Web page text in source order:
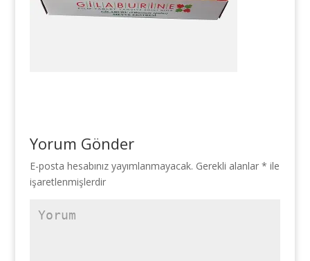
Yorum Gönder
E-posta hesabınız yayımlanmayacak. Gerekli alanlar * ile
işaretlenmişlerdir